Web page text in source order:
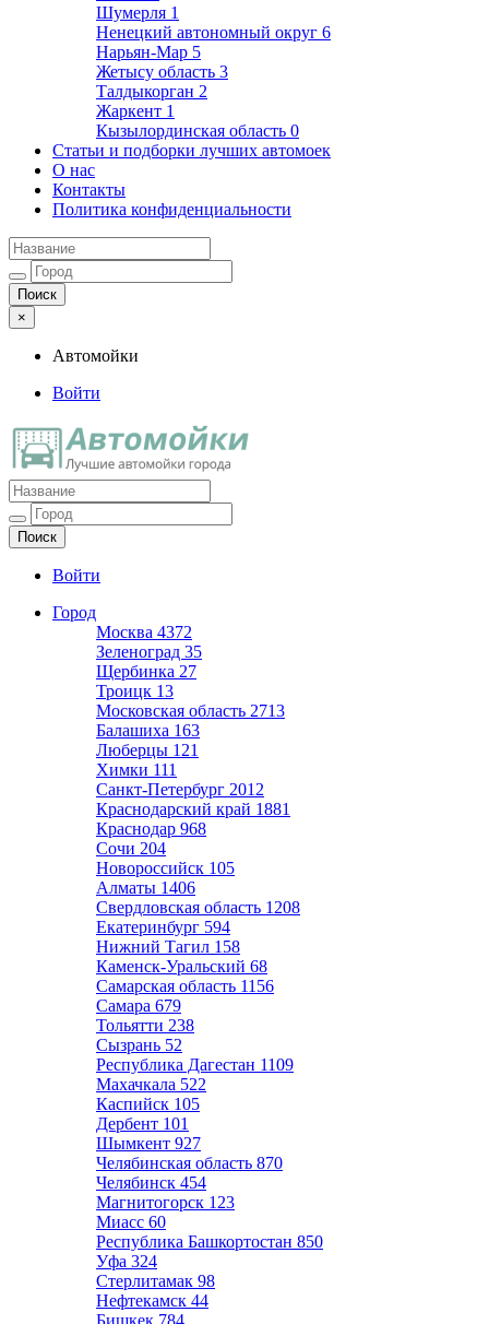
Шумерля 1
Ненецкий автономный округ 6
Нарьян-Мар 5
Жетысу область 3
Талдыкорган 2
Жаркент 1
Кызылординская область 0
Статьи и подборки лучших автомоек
О нас
Контакты
Политика конфиденциальности
×
Автомойки
Войти
Автомойки
Ещё один сайт на WordPress
Войти
Город
Москва 4372
Зеленоград 35
Щербинка 27
Троицк 13
Московская область 2713
Балашиха 163
Люберцы 121
Химки 111
Санкт-Петербург 2012
Краснодарский край 1881
Краснодар 968
Сочи 204
Новороссийск 105
Алматы 1406
Свердловская область 1208
Екатеринбург 594
Нижний Тагил 158
Каменск-Уральский 68
Самарская область 1156
Самара 679
Тольятти 238
Сызрань 52
Республика Дагестан 1109
Махачкала 522
Каспийск 105
Дербент 101
Шымкент 927
Челябинская область 870
Челябинск 454
Магнитогорск 123
Миасс 60
Республика Башкортостан 850
Уфа 324
Стерлитамак 98
Нефтекамск 44
Бишкек 784